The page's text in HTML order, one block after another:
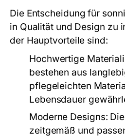
Die Entscheidung für
in Qualität und Design zu
der Hauptvorteile sind:
Hochwertige
bestehen aus
pflegeleichten
Lebensdauer
Moderne Designs:
zeitgemäß und